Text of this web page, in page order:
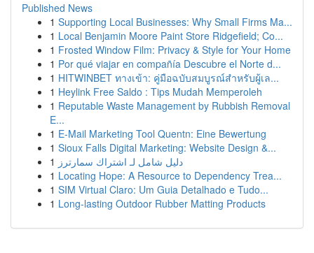
Published News
1 Supporting Local Businesses: Why Small Firms Ma...
1 Local Benjamin Moore Paint Store Ridgefield; Co...
1 Frosted Window Film: Privacy & Style for Your Home
1 Por qué viajar en compañía Descubre el Norte d...
1 HITWINBET ทางเข้า: คู่มือฉบับสมบูรณ์สำหรับผู้เล...
1 Heylink Free Saldo : Tips Mudah Memperoleh
1 Reputable Waste Management by Rubbish Removal
E...
1 E-Mail Marketing Tool Quentn: Eine Bewertung
1 Sioux Falls Digital Marketing: Website Design &...
1 دليل شامل لـ اشتراك سمارترز
1 Locating Hope: A Resource to Dependency Trea...
1 SIM Virtual Claro: Um Guia Detalhado e Tudo...
1 Long-lasting Outdoor Rubber Matting Products